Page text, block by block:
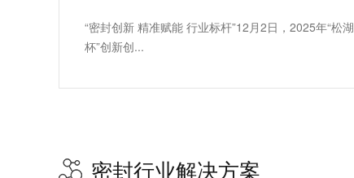
“密封创新 精准赋能 行业标杆”12月2日，2025年“松湖
杯”创新创...
密封行业解决方案